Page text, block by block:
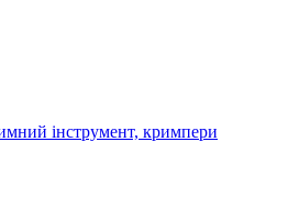
інструмент, кримпери